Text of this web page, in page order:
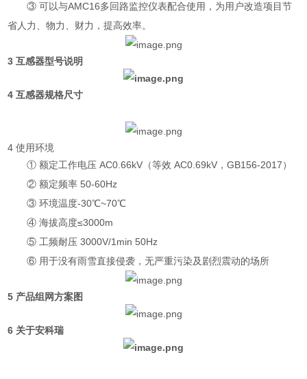
③ 可以与AMC16多回路监控仪表配合使用，为用户改造项目节
省人力、物力、财力，提高效率。
3 互感器型号说明
4 互感器规格尺寸
4 使用环境
① 额定工作电压 AC0.66kV（等效 AC0.69kV，GB156-2017）
② 额定频率 50-60Hz
③ 环境温度-30℃~70℃
④ 海拔高度≤3000m
⑤ 工频耐压 3000V/1min 50Hz
⑥ 用于没有雨雪直接侵袭，无严重污染及剧烈震动的场所
5 产品组网方案图
6 关于安科瑞